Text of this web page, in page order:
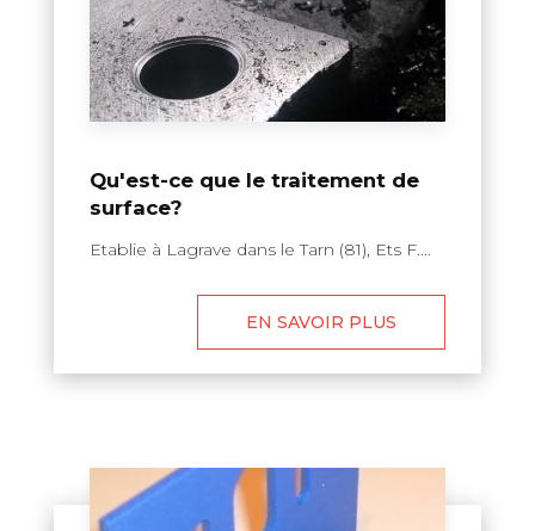
Qu'est-ce que le traitement de
surface?
Etablie à Lagrave dans le Tarn (81), Ets F....
EN SAVOIR PLUS